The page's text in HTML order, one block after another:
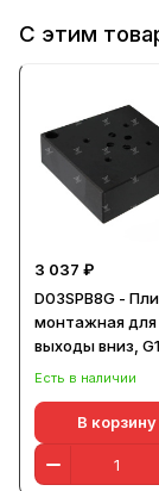
С этим
3 037 ₽
D03SPB8G -
монтажная для
выходы вниз,
Есть в наличии
В корзину